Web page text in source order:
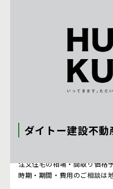
ダイトー建設不動
注文住宅の相場・間取り価格
時期・期間・費用のご相談は